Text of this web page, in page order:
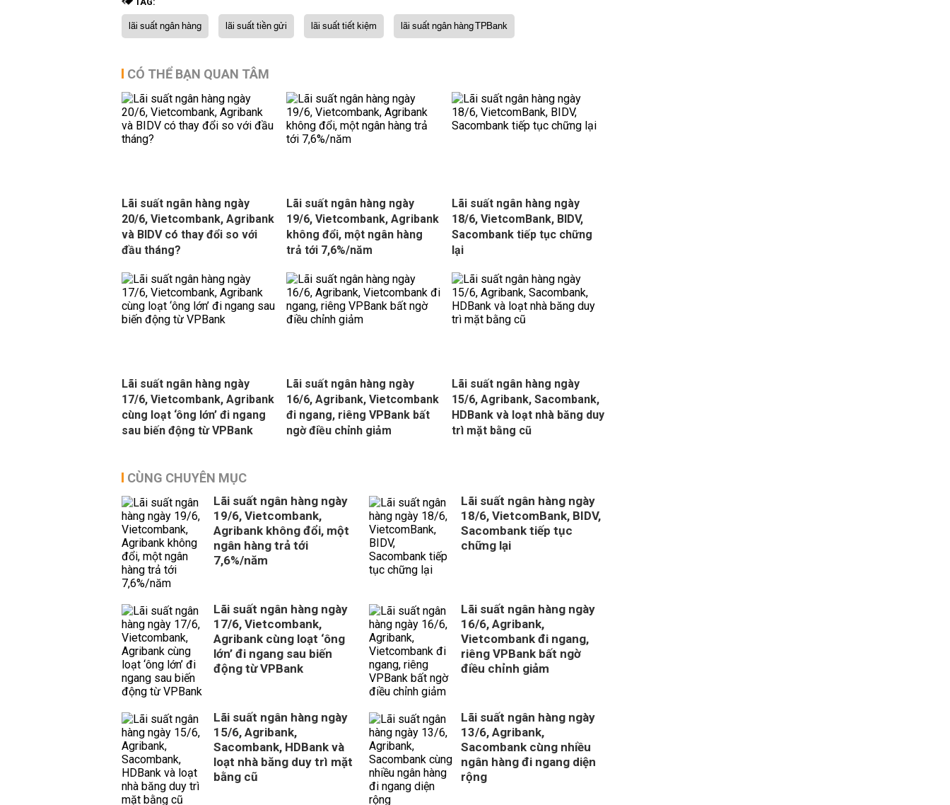
lãi suất ngân hàng lãi suất tiền gửi lãi suất tiết kiệm lãi suất ngân hàng TPBank
CÓ THỂ BẠN QUAN TÂM
Lãi suất ngân hàng ngày
20/6, Vietcombank, Agribank
và BIDV có thay đổi so với
đầu tháng?
Lãi suất ngân hàng ngày
19/6, Vietcombank, Agribank
không đổi, một ngân hàng
trả tới 7,6%/năm
Lãi suất ngân hàng ngày
18/6, VietcomBank, BIDV,
Sacombank tiếp tục chững
lại
Lãi suất ngân hàng ngày
17/6, Vietcombank, Agribank
cùng loạt ‘ông lớn’ đi ngang
sau biến động từ VPBank
Lãi suất ngân hàng ngày
16/6, Agribank, Vietcombank
đi ngang, riêng VPBank bất
ngờ điều chỉnh giảm
Lãi suất ngân hàng ngày
15/6, Agribank, Sacombank,
HDBank và loạt nhà băng duy
trì mặt bằng cũ
CÙNG CHUYÊN MỤC
Lãi suất ngân hàng ngày
19/6, Vietcombank,
Agribank không đổi, một
ngân hàng trả tới
7,6%/năm
Lãi suất ngân hàng ngày
18/6, VietcomBank, BIDV,
Sacombank tiếp tục
chững lại
Lãi suất ngân hàng ngày
17/6, Vietcombank,
Agribank cùng loạt ‘ông
lớn’ đi ngang sau biến
động từ VPBank
Lãi suất ngân hàng ngày
16/6, Agribank,
Vietcombank đi ngang,
riêng VPBank bất ngờ
điều chỉnh giảm
Lãi suất ngân hàng ngày
15/6, Agribank,
Sacombank, HDBank và
loạt nhà băng duy trì mặt
bằng cũ
Lãi suất ngân hàng ngày
13/6, Agribank,
Sacombank cùng nhiều
ngân hàng đi ngang diện
rộng